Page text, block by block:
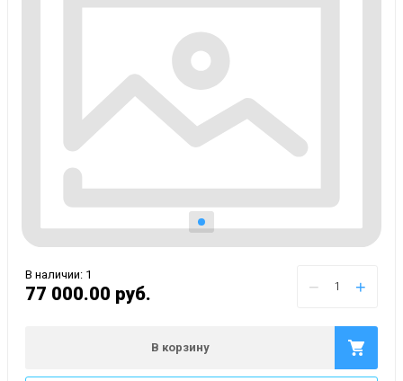
В наличии: 1
77 000.00 руб. − +
В корзину